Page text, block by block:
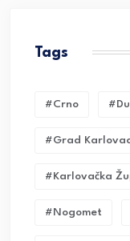
Tags
#crno
#grad Karlovac
#karlovačka
#nogomet